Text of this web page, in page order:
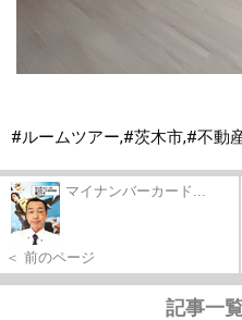
#ルームツアー,#茨木市,#不動
マイナンバーカード...
＜ 前のページ
記事一